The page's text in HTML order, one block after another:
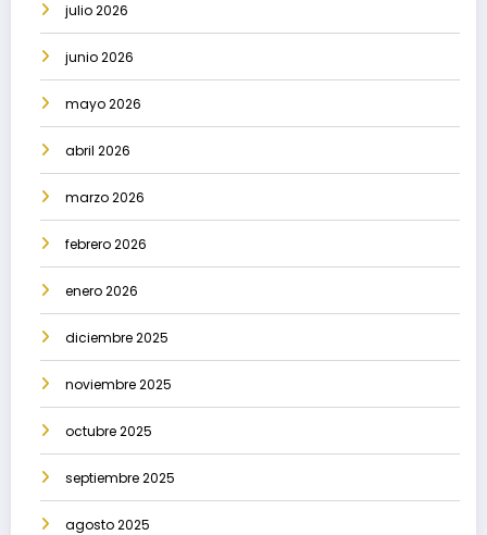
julio 2026
junio 2026
mayo 2026
abril 2026
marzo 2026
febrero 2026
enero 2026
diciembre 2025
noviembre 2025
octubre 2025
septiembre 2025
agosto 2025